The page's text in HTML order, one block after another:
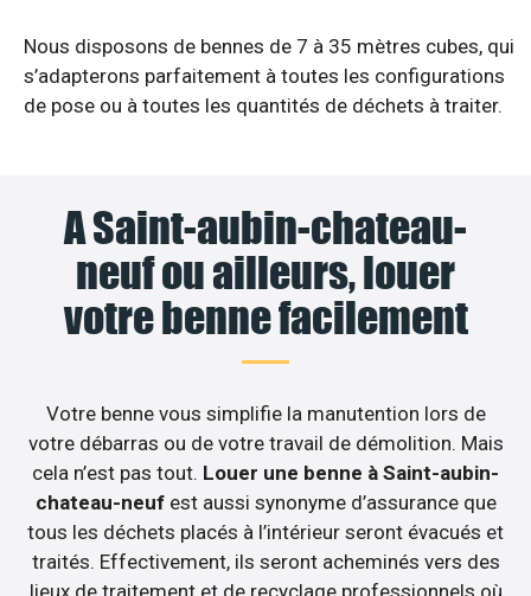
Nous disposons de bennes de 7 à 35 mètres cubes, qui
s’adapterons parfaitement à toutes les configurations
de pose ou à toutes les quantités de déchets à traiter.
A Saint-aubin-chateau-
neuf ou ailleurs, louer
votre benne facilement
Votre benne vous simplifie la manutention lors de
votre débarras ou de votre travail de démolition. Mais
cela n’est pas tout. Louer une benne à Saint-aubin-
chateau-neuf est aussi synonyme d’assurance que
tous les déchets placés à l’intérieur seront évacués et
traités. Effectivement, ils seront acheminés vers des
lieux de traitement et de recyclage professionnels où